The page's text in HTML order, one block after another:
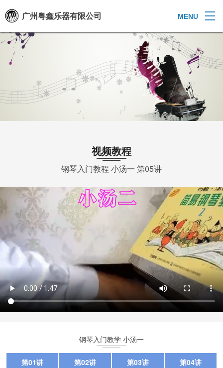
广州粤鑫乐器有限公司 MENU
视频教程
钢琴入门教程 小汤一 第05讲
钢琴入门教学 小汤一
第01讲 第02讲 第03讲
第04讲